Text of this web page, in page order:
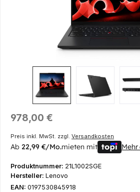
Regulärer Preis:
978,00 €
Preis inkl. MwSt. zzgl. Versandkosten
Ab 22,99 €/Mo.mieten mit Mehr
Produktnummer: 21L1002SGE
Hersteller: Lenovo
EAN: 0197530845918